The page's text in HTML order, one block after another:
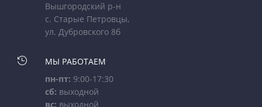
Вышгородский р-н
с. Старые Петровцы,
ул. Дубровского 8б

МЫ РАБОТАЕМ
пн-пт: 9:00-17:30
сб: выходной
вс: выходной